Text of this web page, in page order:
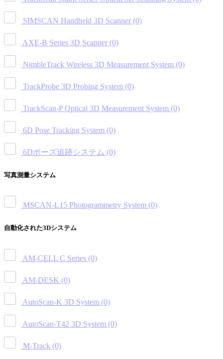
SIMSCAN Handheld 3D Scanner (0)
AXE-B Series 3D Scanner (0)
NimbleTrack Wireless 3D Measurement System (0)
TrackProbe 3D Probing System (0)
TrackScan-P Optical 3D Measurement System (0)
6D Pose Tracking System (0)
6Dポーズ追跡システム (0)
写真測量システム
MSCAN-L15 Photogrammetry System (0)
自動化された3Dシステム
AM-CELL C Series (0)
AM-DESK (0)
AutoScan-K 3D System (0)
AutoScan-T42 3D System (0)
M-Track (0)